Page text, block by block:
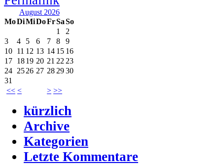
August 2026
MoDiMiDoFrSaSo
<< < > >>
1
2
3
4 5 6 7 8
9
10 11 12 13 14 15 16
17 1819 20 21 22 23
24 2526 27 28 2930
31
kürzlich
Archive
Kategorien
Letzte Kommentare